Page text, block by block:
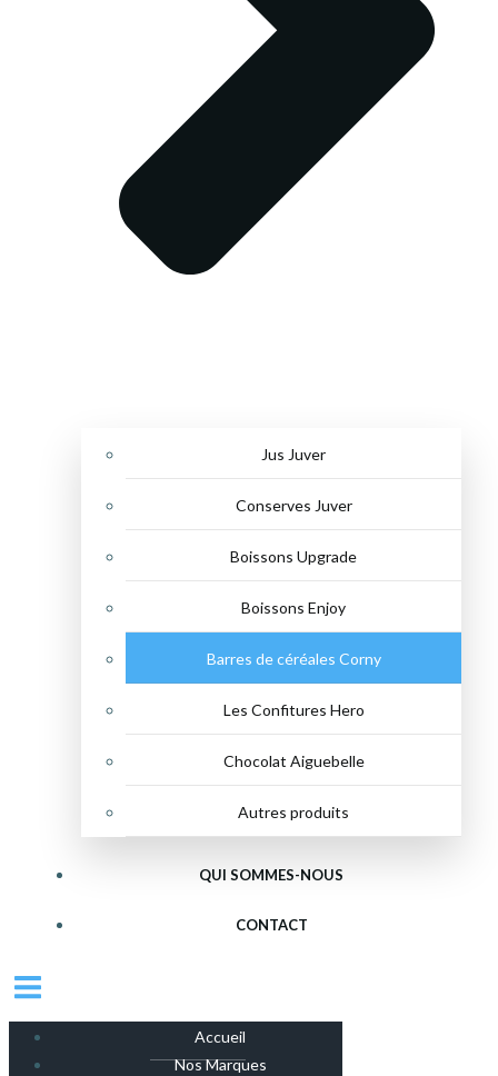
Jus Juver
Conserves Juver
Boissons Upgrade
Boissons Enjoy
Barres de céréales Corny
Les Confitures Hero
Chocolat Aiguebelle
Autres produits
QUI SOMMES-NOUS
CONTACT
Accueil
Nos Marques